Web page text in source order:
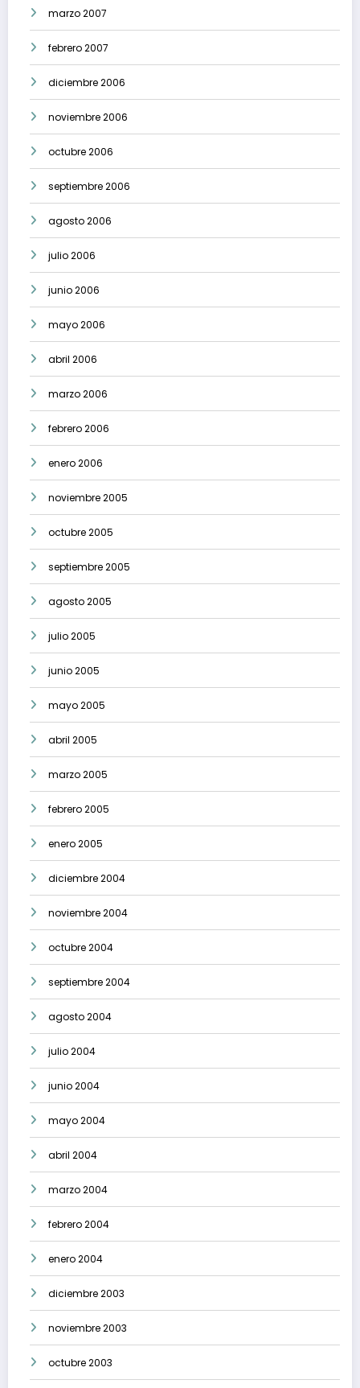
marzo 2007
febrero 2007
diciembre 2006
noviembre 2006
octubre 2006
septiembre 2006
agosto 2006
julio 2006
junio 2006
mayo 2006
abril 2006
marzo 2006
febrero 2006
enero 2006
noviembre 2005
octubre 2005
septiembre 2005
agosto 2005
julio 2005
junio 2005
mayo 2005
abril 2005
marzo 2005
febrero 2005
enero 2005
diciembre 2004
noviembre 2004
octubre 2004
septiembre 2004
agosto 2004
julio 2004
junio 2004
mayo 2004
abril 2004
marzo 2004
febrero 2004
enero 2004
diciembre 2003
noviembre 2003
octubre 2003